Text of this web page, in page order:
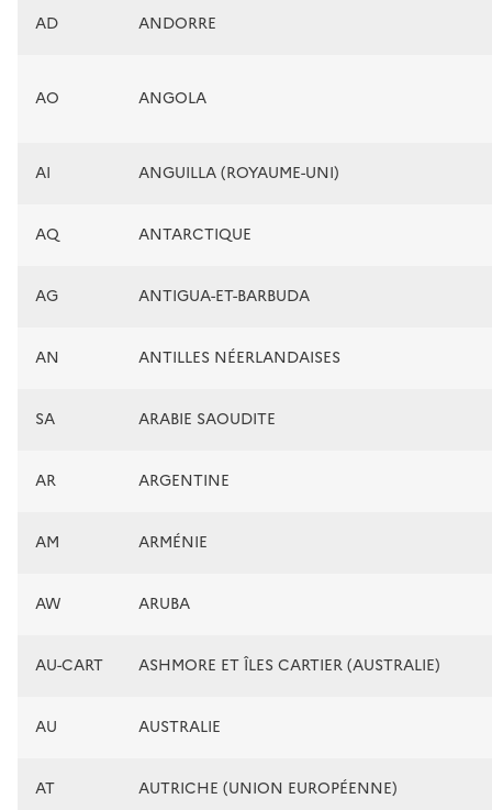
AD ANDORRE
AO ANGOLA
AI ANGUILLA (ROYAUME-UNI)
AQ ANTARCTIQUE
AG ANTIGUA-ET-BARBUDA
AN ANTILLES NÉERLANDAISES
SA ARABIE SAOUDITE
AR ARGENTINE
AM ARMÉNIE
AW ARUBA
AU-CART ASHMORE ET ÎLES CARTIER (AUSTRALIE)
AU AUSTRALIE
AT AUTRICHE (UNION EUROPÉENNE)